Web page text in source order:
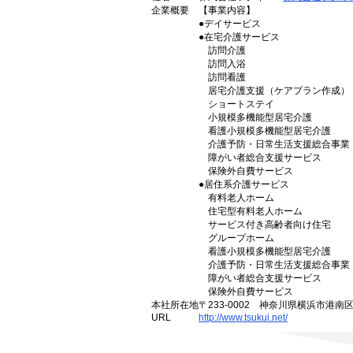
企業概要
【事業内容】
●デイサービス
●在宅介護サービス
訪問介護
訪問入浴
訪問看護
居宅介護支援（ケアプラン作成）
ショートステイ
小規模多機能型居宅介護
看護小規模多機能型居宅介護
介護予防・日常生活支援総合事業
障がい者総合支援サービス
保険外自費サービス
●居住系介護サービス
有料老人ホーム
住宅型有料老人ホーム
サービス付き高齢者向け住宅
グループホーム
看護小規模多機能型居宅介護
介護予防・日常生活支援総合事業
障がい者総合支援サービス
保険外自費サービス
本社所在地〒233-0002 神奈川県横浜市港南
URL
http://www.tsukui.net/